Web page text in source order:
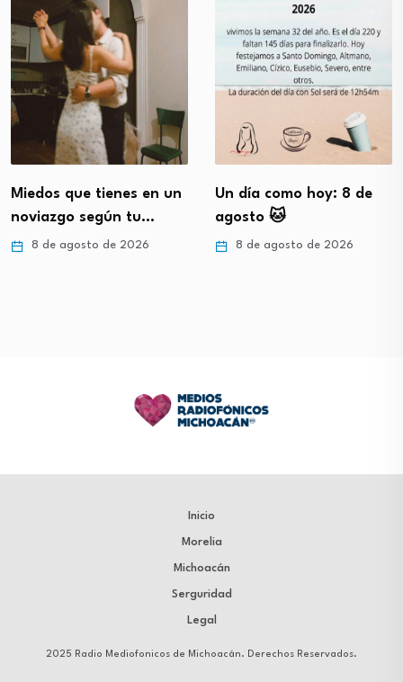
Miedos que tienes en un
noviazgo según tu…
8 de agosto de 2026
Un día como hoy: 8 de
agosto 🐱
8 de agosto de 2026
2025 Radio Mediofonicos de Michoacán. Derechos Reservados.
Inicio
Morelia
Michoacán
Serguridad
Legal